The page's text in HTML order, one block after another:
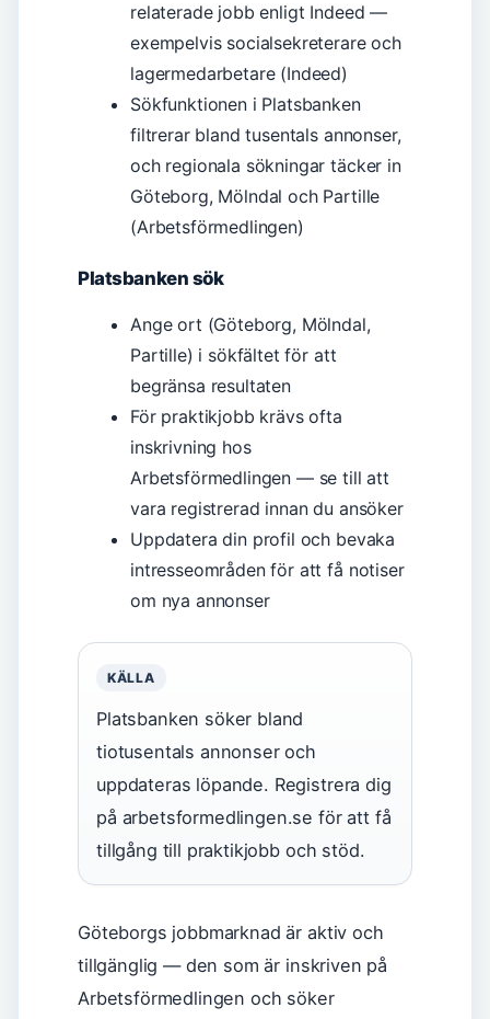
relaterade jobb enligt Indeed —
exempelvis socialsekreterare och
lagermedarbetare (Indeed)
Sökfunktionen i Platsbanken
filtrerar bland tusentals annonser,
och regionala sökningar täcker in
Göteborg, Mölndal och Partille
(Arbetsförmedlingen)
Platsbanken sök
Ange ort (Göteborg, Mölndal,
Partille) i sökfältet för att
begränsa resultaten
För praktikjobb krävs ofta
inskrivning hos
Arbetsförmedlingen — se till att
vara registrerad innan du ansöker
Uppdatera din profil och bevaka
intresseområden för att få notiser
om nya annonser
KÄLLA
Platsbanken söker bland
tiotusentals annonser och
uppdateras löpande. Registrera dig
på arbetsformedlingen.se för att få
tillgång till praktikjobb och stöd.
Göteborgs jobbmarknad är aktiv och
tillgänglig — den som är inskriven på
Arbetsförmedlingen och söker